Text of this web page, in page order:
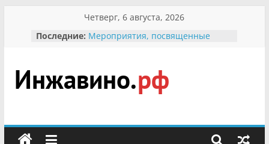
содержимому
Четверг, 6 августа, 2026
Последние: Мероприятия, посвященные
гражданин Инжавинского округа»
участнице Великой
Отечественной, фронтовичке
Безопасность в сети Интернет
Инжавино.рф
сельский
портал